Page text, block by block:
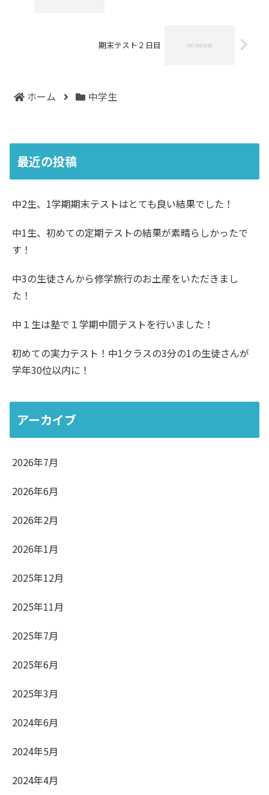
期末テスト２日目
ホーム 中学生
最近の投稿
中2生、1学期期末テストはとても良い結果でした！
中1生、初めての定期テストの結果が素晴らしかったで
す！
中3の生徒さんから修学旅行のお土産をいただきまし
た！
中１生は塾で１学期中間テストを行いました！
初めての実力テスト！中1クラスの3分の1の生徒さんが
学年30位以内に！
アーカイブ
2026年7月
2026年6月
2026年2月
2026年1月
2025年12月
2025年11月
2025年7月
2025年6月
2025年3月
2024年6月
2024年5月
2024年4月